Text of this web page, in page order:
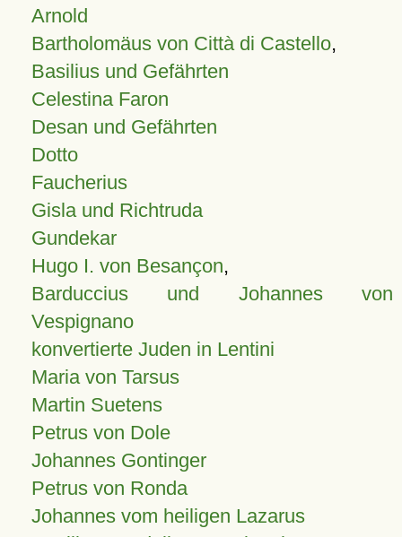
Arnold
Bartholomäus von Città di Castello,
Basilius und Gefährten
Celestina Faron
Desan und Gefährten
Dotto
Faucherius
Gisla und Richtruda
Gundekar
Hugo I. von Besançon,
Barduccius und Johannes von
Vespignano
konvertierte Juden in Lentini
Maria von Tarsus
Martin Suetens
Petrus von Dole
Johannes Gontinger
Petrus von Ronda
Johannes vom heiligen Lazarus